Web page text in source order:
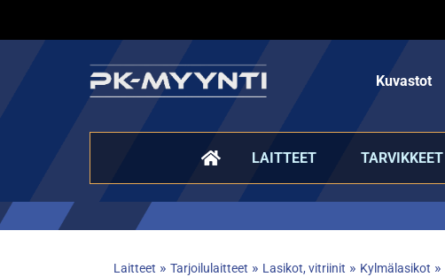
Kuvastot
LAITTEET TARVIKKEET
Laitteet » Tarjoilulaitteet » Lasikot, vitriinit » Kylmälasikot »